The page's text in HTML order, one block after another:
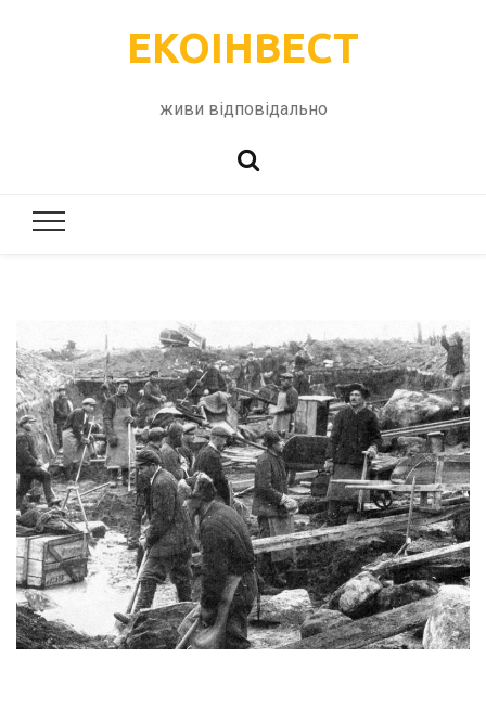
ЕКОІНВЕСТ
живи відповідально